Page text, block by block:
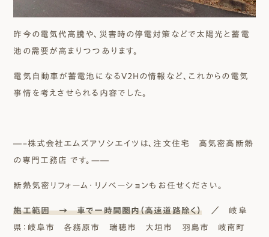
昨今の電気代高騰や、災害時の停電対策などで太陽光と蓄電
池の需要が高まりつつあります。
電気自動車が蓄電池になるV2Hの情報など、これからの電気
事情を考えさせられる内容でした。
―–株式会社エムズアソシエイツは、注文住宅 高気密高断熱
の専門工務店 です。—―
断熱気密リフォーム・リノベーションもお任せください。
施工範囲 → 車で一時間圏内（高速道路除く） ／ 岐阜
県：岐阜市 各務原市 瑞穂市 大垣市 羽島市 岐南町